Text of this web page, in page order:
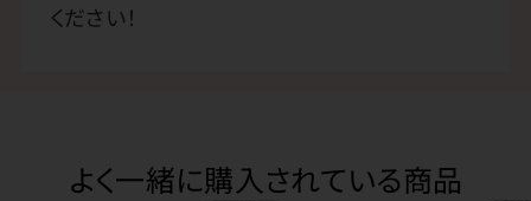
ください！
よく一緒に購入されている商品